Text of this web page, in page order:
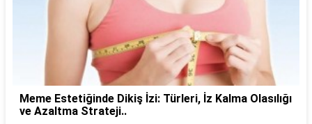
Meme Estetiğinde Dikiş İzi: Türleri, İz Kalma Olasılığı
ve Azaltma Strateji..